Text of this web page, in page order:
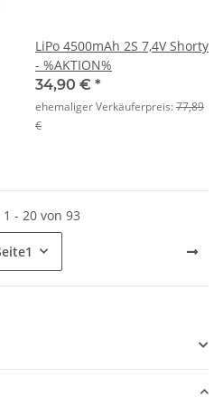
LiPo 4500mAh 2S 7,4V Shorty
- %AKTION%
34,90 € *
ehemaliger Verkäuferpreis:77,89
€
- 20 von 93
1